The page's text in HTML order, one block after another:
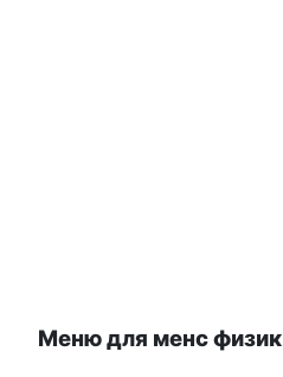
Меню для менс физик